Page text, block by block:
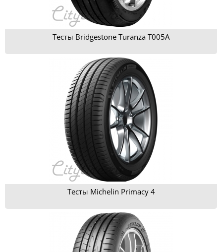
Тесты Bridgestone Turanza T005A
Тесты Michelin Primacy 4